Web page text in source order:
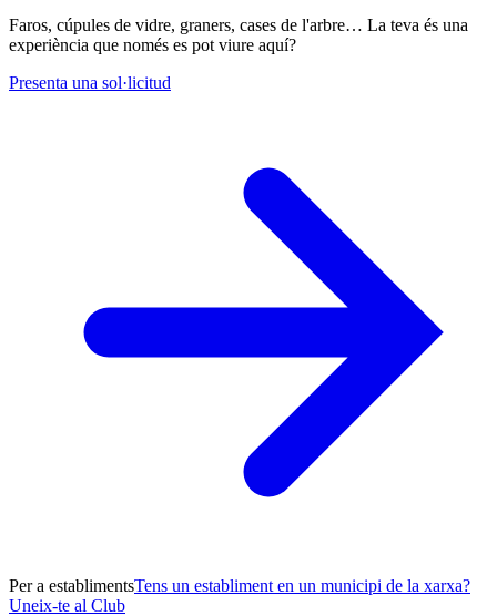
Faros, cúpules de vidre, graners, cases de l'arbre… La teva és una
experiència que només es pot viure aquí?
Presenta una sol·licitud
Per a establimentsTens un establiment en un municipi de la xarxa?
Uneix-te al Club